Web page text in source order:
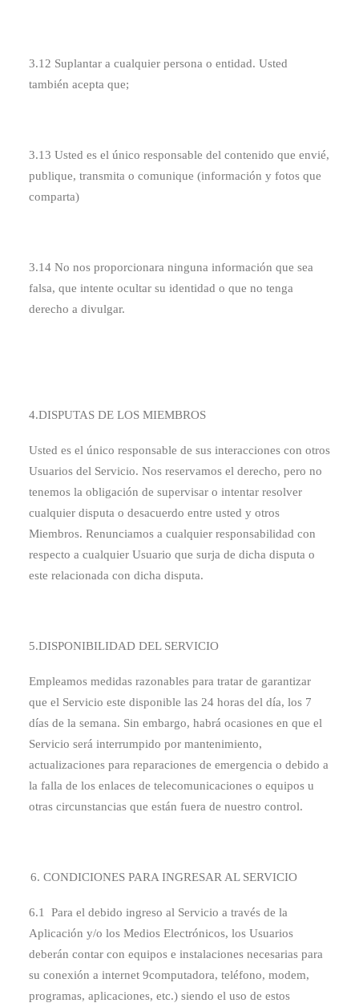
3.12 Suplantar a cualquier persona o entidad. Usted
también acepta que;
3.13 Usted es el único responsable del contenido que envié,
publique, transmita o comunique (información y fotos que
comparta)
3.14 No nos proporcionara ninguna información que sea
falsa, que intente ocultar su identidad o que no tenga
derecho a divulgar.
4.DISPUTAS DE LOS MIEMBROS
Usted es el único responsable de sus interacciones con otros
Usuarios del Servicio. Nos reservamos el derecho, pero no
tenemos la obligación de supervisar o intentar resolver
cualquier disputa o desacuerdo entre usted y otros
Miembros. Renunciamos a cualquier responsabilidad con
respecto a cualquier Usuario que surja de dicha disputa o
este relacionada con dicha disputa.
5.DISPONIBILIDAD DEL SERVICIO
Empleamos medidas razonables para tratar de garantizar
que el Servicio este disponible las 24 horas del día, los 7
días de la semana. Sin embargo, habrá ocasiones en que el
Servicio será interrumpido por mantenimiento,
actualizaciones para reparaciones de emergencia o debido a
la falla de los enlaces de telecomunicaciones o equipos u
otras circunstancias que están fuera de nuestro control.
CONDICIONES PARA INGRESAR AL SERVICIO
6.1 Para el debido ingreso al Servicio a través de la
Aplicación y/o los Medios Electrónicos, los Usuarios
deberán contar con equipos e instalaciones necesarias para
su conexión a internet 9computadora, teléfono, modem,
programas, aplicaciones, etc.) siendo el uso de estos